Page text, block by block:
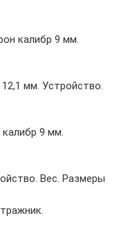
калибр 9 мм.
мм. Устройство.
9 мм.
Вес. Размеры